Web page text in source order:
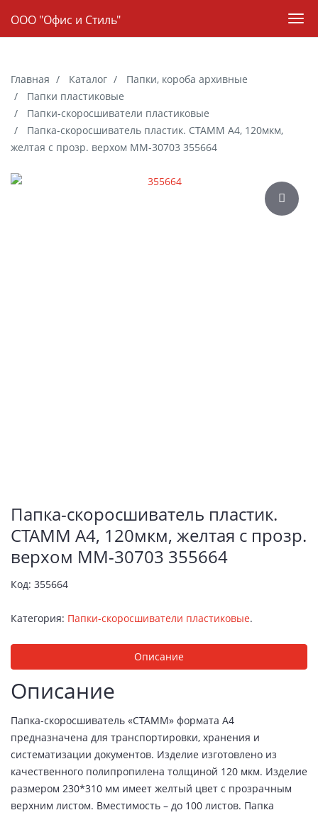
Навигация
ООО "Офис и Стиль"
Главная Каталог
Папки, короба архивные
Папки пластиковые
Папки-скоросшиватели пластиковые
Папка-скоросшиватель пластик. СТАММ А4, 120мкм,
желтая с прозр. верхом ММ-30703 355664
Галерея
Папка-скоросшиватель пластик.
СТАММ А4, 120мкм, желтая с прозр.
верхом ММ-30703 355664
Код: 355664
Категория: Папки-скоросшиватели пластиковые.
Описание
Описание
Папка-скоросшиватель «СТАММ» формата А4
предназначена для транспортировки, хранения и
систематизации документов. Изделие изготовлено из
качественного полипропилена толщиной 120 мкм. Изделие
размером 230*310 мм имеет желтый цвет с прозрачным
верхним листом. Вместимость – до 100 листов. Папка